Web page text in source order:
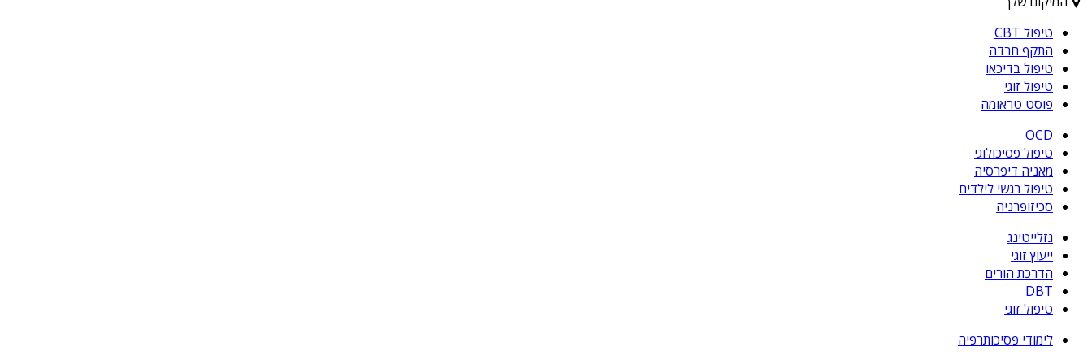
טיפול CBT
התקף חרדה
טיפול בדיכאו
טיפול זוגי
פוסט טראומה
OCD
טיפול פסיכולוגי
מאניה דיפרסיה
טיפול רגשי לילדים
סכיזופרניה
גזלייטינג
ייעוץ זוגי
הדרכת הורים
DBT
טיפול זוגי
לימודי פסיכותרפיה